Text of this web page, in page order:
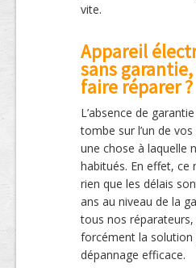
vite.
Appareil
sans
faire réparer ?
L’absence de
tombe sur l’un de vos
une chose à laquelle
habitués. En effet, ce
rien que les délais
ans au niveau de la
tous nos
forcément la solution
dépannage efficace.